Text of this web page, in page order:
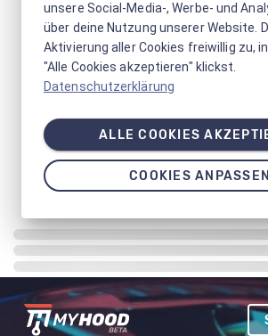
unsere Social-Media-, Werbe- und
über deine Nutzung unserer Website.
Aktivierung aller Cookies freiwillig zu,
"Alle Cookies akzeptieren" klickst.
Datenschutzerklärung
ALLE COOKIES
COOKIES ANPASSEN